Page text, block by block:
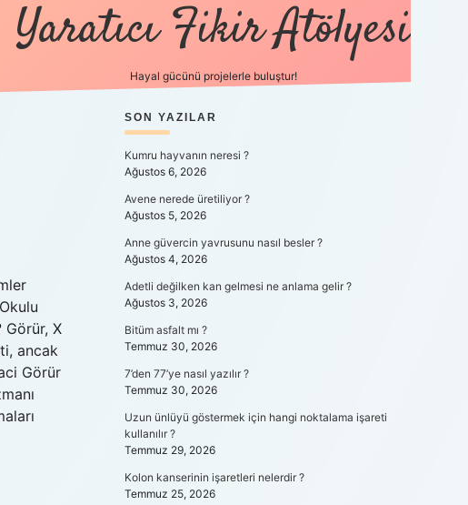
Yaratıcı Fikir Atölyesi
Hayal gücünü projelerle buluştur!
X
ancak
Görür
SIDEBAR
SON YAZILAR
Kumru hayvanın neresi ?
Ağustos 6, 2026
Avene nerede üretiliyor ?
Ağustos 5, 2026
Anne güvercin yavrusunu nasıl besler ?
Ağustos 4, 2026
Adetli değilken kan gelmesi ne anlama gelir ?
Ağustos 3, 2026
Bitüm asfalt mı ?
Temmuz 30, 2026
7’den 77’ye nasıl yazılır ?
Temmuz 30, 2026
Uzun ünlüyü göstermek için hangi noktalama işareti
kullanılır ?
Temmuz 29, 2026
Kolon kanserinin işaretleri nelerdir ?
Temmuz 25, 2026